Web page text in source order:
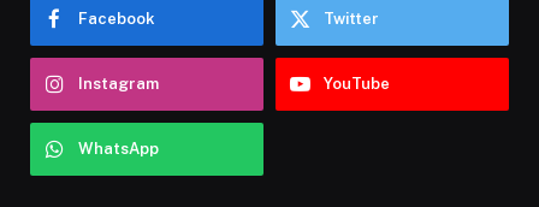
Facebook Twitter
Instagram YouTube
WhatsApp